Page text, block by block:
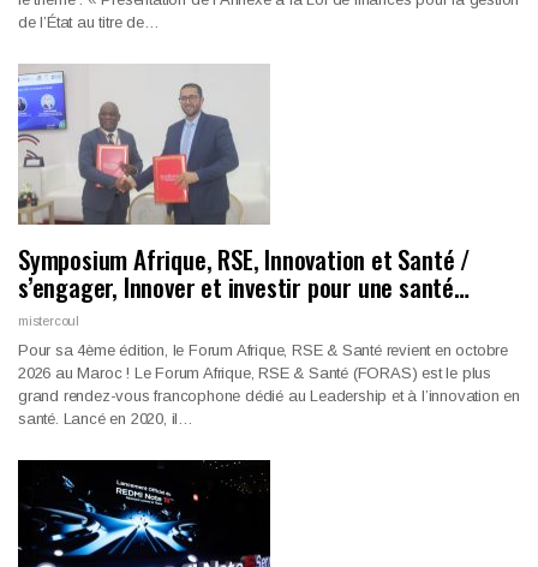
de l’État au titre de…
Symposium Afrique, RSE, Innovation et Santé /
s’engager, Innover et investir pour une santé…
mistercoul
Pour sa 4ème édition, le Forum Afrique, RSE & Santé revient en octobre
2026 au Maroc ! Le Forum Afrique, RSE & Santé (FORAS) est le plus
grand rendez-vous francophone dédié au Leadership et à l’innovation en
santé. Lancé en 2020, il…